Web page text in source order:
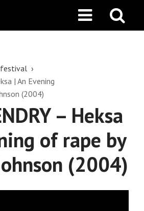
| An Evening
(2004)
– Heksa
of rape by
(2004)